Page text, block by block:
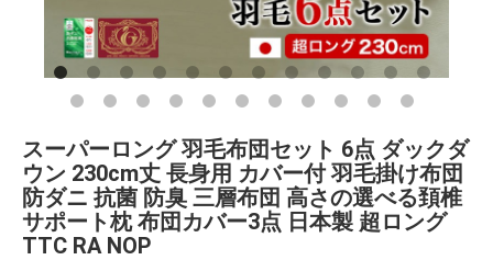
スーパーロング 羽毛布団セット 6点 ダックダ
ウン 230cm丈 長身用 カバー付 羽毛掛け布団
防ダニ 抗菌 防臭 三層布団 高さの選べる頚椎
サポート枕 布団カバー3点 日本製 超ロング
TTC RA NOP